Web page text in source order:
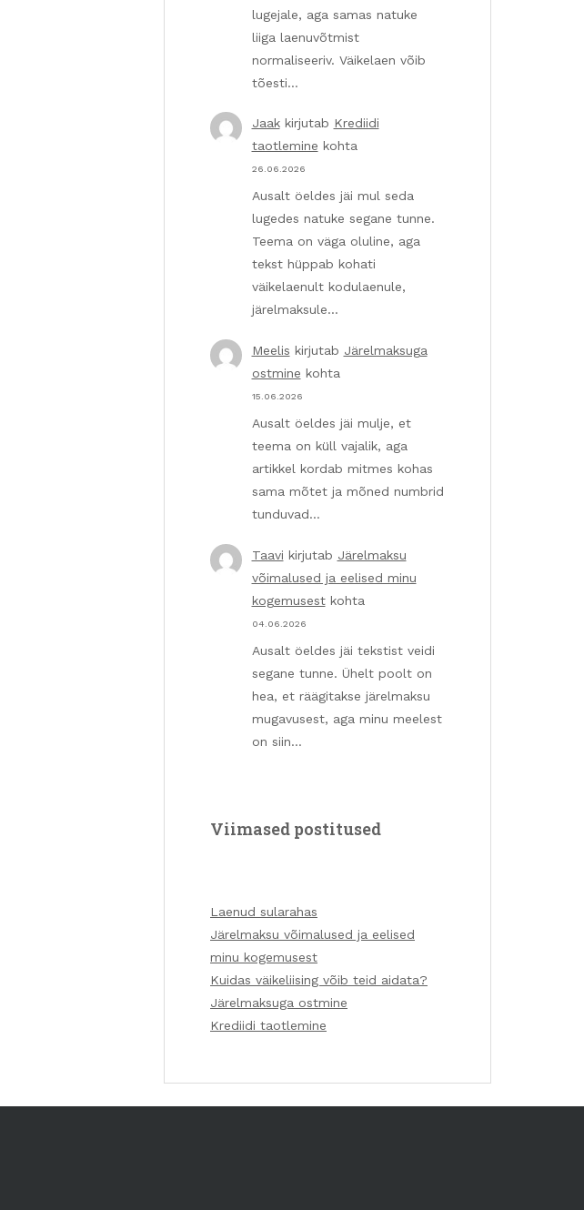
lugejale, aga samas natuke
liiga laenuvõtmist
normaliseeriv. Väikelaen võib
tõesti…
Jaakkirjutab Krediidi
taotlemine kohta
26.06.2026
Ausalt öeldes jäi mul seda
lugedes natuke segane tunne.
Teema on väga oluline, aga
tekst hüppab kohati
väikelaenult kodulaenule,
järelmaksule…
Meelis kirjutab Järelmaksuga
ostmine kohta
15.06.2026
Ausalt öeldes jäi mulje, et
teema on küll vajalik, aga
artikkel kordab mitmes kohas
sama mõtet ja mõned numbrid
tunduvad…
Taavi kirjutab Järelmaksu
võimalused ja eelised minu
kogemusestkohta
04.06.2026
Ausalt öeldes jäi tekstist veidi
segane tunne. Ühelt poolt on
hea, et räägitakse järelmaksu
mugavusest, aga minu meelest
on siin…
Viimased postitused
Laenud sularahas
Järelmaksu võimalused ja eelised
minu kogemusest
Kuidas väikeliising võib teid aidata?
Järelmaksuga ostmine
Krediidi taotlemine